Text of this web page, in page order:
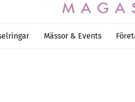
Mässor & Events